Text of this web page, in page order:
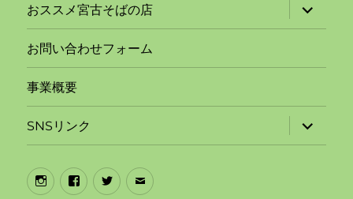
ニ
ュ
ー
開
おススメ宮古そばの店
ブ
メ
ー
開
お問い合わせフォーム
事業概要
SNSリンク
ブ
メ
Instagram
Facebook
Twitter
メ